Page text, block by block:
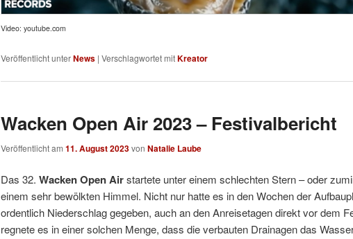
Video: youtube.com
Veröffentlicht unterNews | Verschlagwortet mitKreator
Wacken Open Air 2023 – Festivalbericht
Veröffentlicht am 11. August 2023von Natalie Laube
Das 32. Wacken Open Airstartete unter einem schlechten Stern – oder
einem sehr bewölkten Himmel. Nicht nur hatte es in den Wochen der
ordentlich Niederschlag gegeben, auch an den Anreisetagen direkt vor dem
regnete es in einer solchen Menge, dass die verbauten Drainagen das